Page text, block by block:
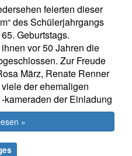
feierten dieser
des Schülerjahrgangs
Geburtstags.
vor 50 Jahren die
Zur Freude
März, Renate Renner
der ehemaligen
der Einladung
»